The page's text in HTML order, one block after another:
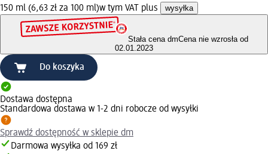
150 ml (6,63 zł za 100 ml)w tym VAT plus wysyłka
Stała cena dmCena nie wzrosła od
02.01.2023
Do koszyka
Dostawa dostępna
Standardowa dostawa w 1-2 dni robocze od wysyłki
Sprawdź dostępność w sklepie dm
Darmowa wysyłka od 169 zł